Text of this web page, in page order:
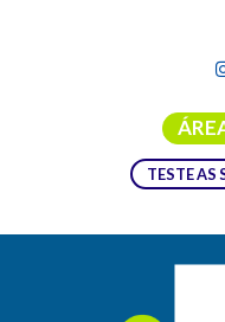
TESTE AS